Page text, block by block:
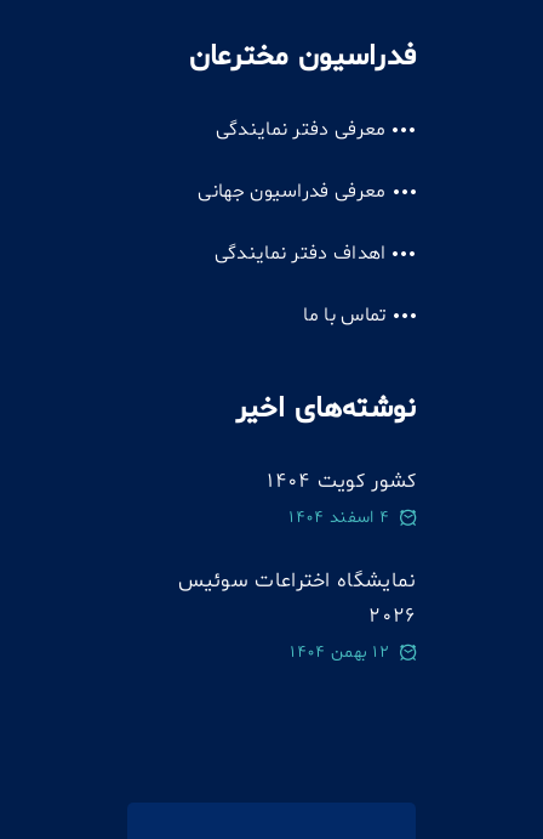
فدراسیون مخترعان
معرفی دفتر نمایندگی
معرفی فدراسیون جهانی
اهداف دفتر نمایندگی
تماس با ما
نوشته‌های اخیر
کشور کویت 1404
4 اسفند 1404
نمایشگاه اختراعات سوئيس
2026
12 بهمن 1404